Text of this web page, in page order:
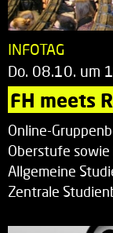
INFOTAG
Do. 08.10. um
FH meets
Online-
Oberstufe
Allgemeine
Zentrale